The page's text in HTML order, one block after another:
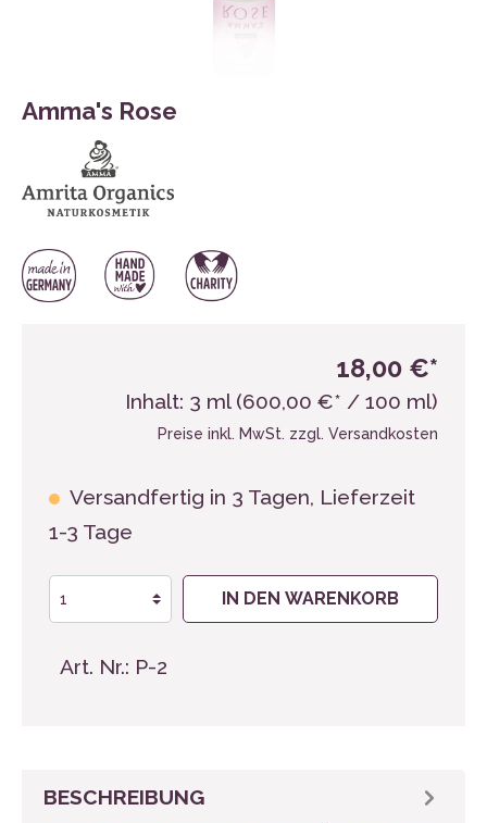
Amma's Rose
18,00 €*
Inhalt: 3 ml (600,00 €* / 100 ml)
Preise inkl. MwSt. zzgl. Versandkosten
Versandfertig in 3 Tagen, Lieferzeit
1-3 Tage
IN DEN WARENKORB
Art. Nr.: P-2
BESCHREIBUNG